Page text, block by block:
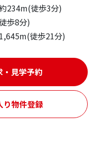
234m(徒歩3分)
歩8分)
徒歩21分)
・見学予約
り物件登録